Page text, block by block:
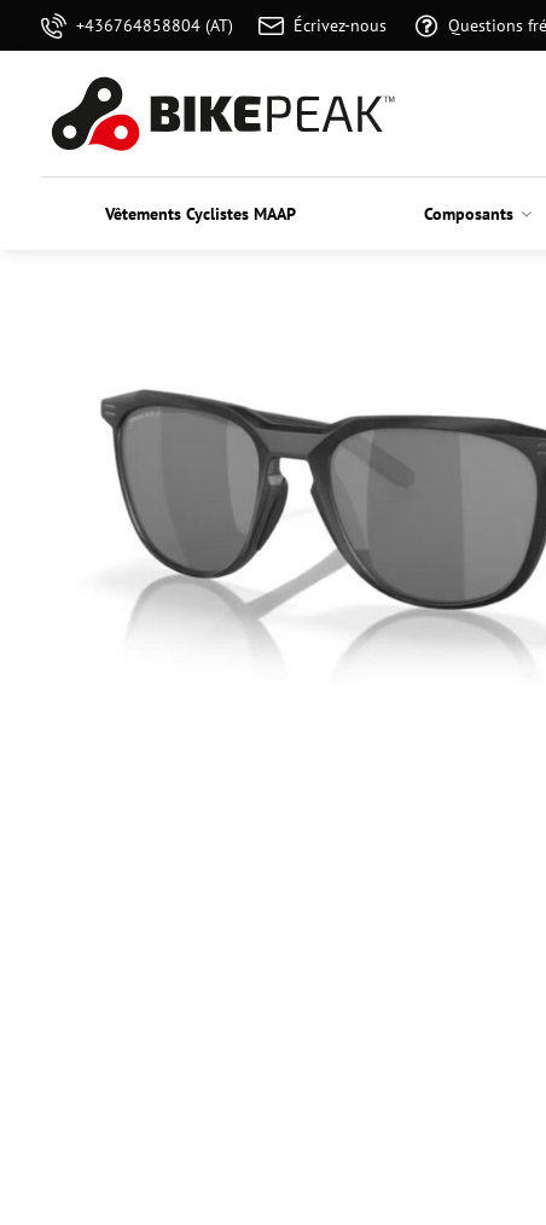
+436764858804 (AT) Écrivez-nous Questions
Vêtements Cyclistes MAAP Composants